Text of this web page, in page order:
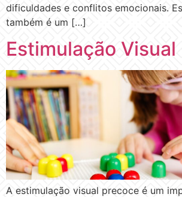
dificuldades e conflitos emocionais.
também é um […]
Estimulação Visual
A estimulação visual precoce é um